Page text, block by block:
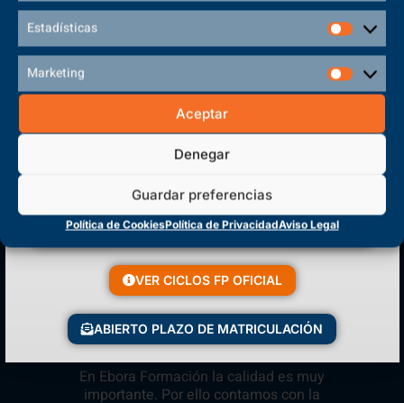
Estadísticas
Marketing
Aceptar
Denegar
Guardar preferencias
Política de CookiesPolítica de PrivacidadAviso Legal
CENTRO DE FORMACIÓN
PROFESIONAL
En Ebora Formación la calidad es muy
importante. Por ello contamos con la
VER CICLOS FP OFICIAL
ABIERTO PLAZO DE MATRICULACIÓN